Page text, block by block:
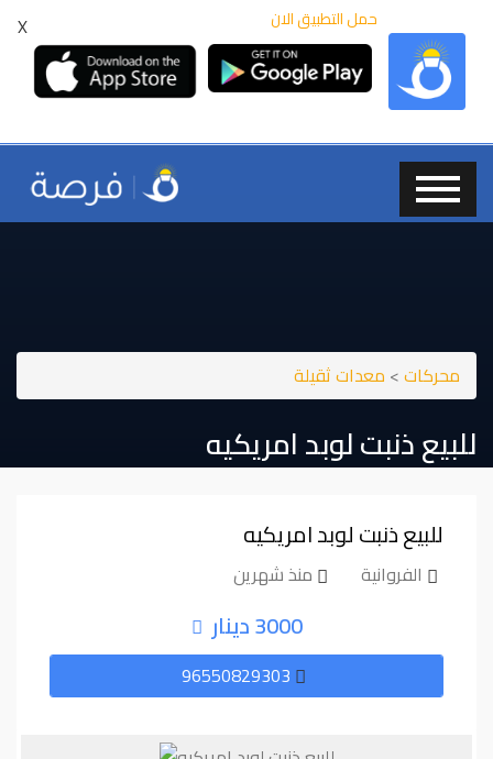
X حمل التطبيق الان
محركات> معدات ثقيلة
للبيع ذنبت لوبد امريكيه
للبيع ذنبت لوبد امريكيه
الفروانية منذ شهرين
3000 دينار